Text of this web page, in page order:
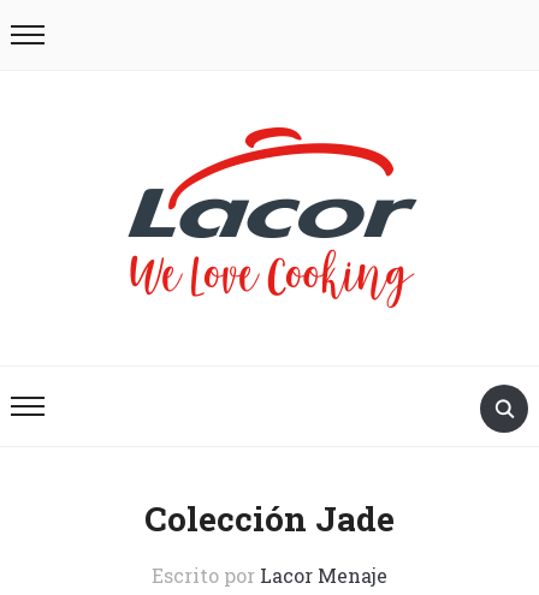
Colección Jade
Escrito por Lacor Menaje